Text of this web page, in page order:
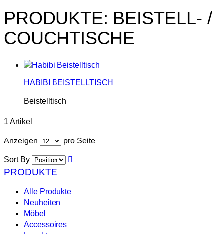
PRODUKTE: BEISTELL- /
COUCHTISCHE
HABIBI BEISTELLTISCH
Beistelltisch
1 Artikel
Anzeigen pro Seite
Sort By
PRODUKTE
Alle Produkte
Neuheiten
Möbel
Accessoires